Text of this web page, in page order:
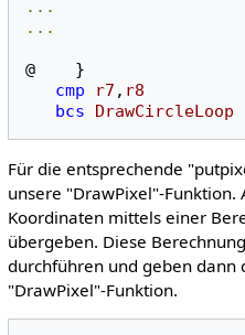
...
...
@
}
cmp
r7 , r8
bcs
DrawCircleLoop
Für die entsprechende
unsere "DrawPixel"-
Koordinaten mittels einer
übergeben. Diese
durchführen und geben dann
"DrawPixel"-Funktion.